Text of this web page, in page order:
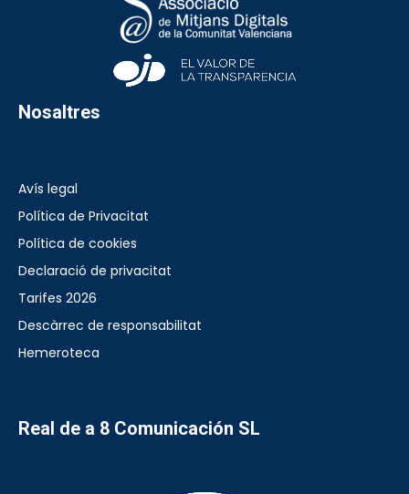
Nosaltres
Avís legal
Política de Privacitat
Política de cookies
Declaració de privacitat
Tarifes 2026
Descàrrec de responsabilitat
Hemeroteca
Real de a 8 Comunicación SL